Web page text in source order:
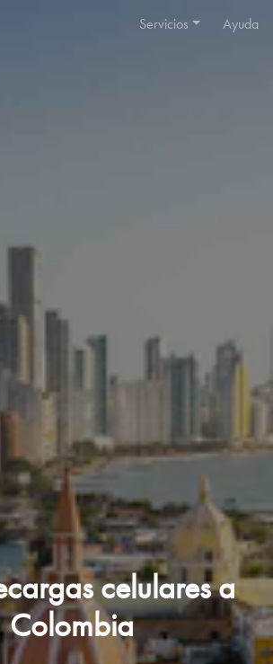
Servicios Ayuda
celulares a
Colombia